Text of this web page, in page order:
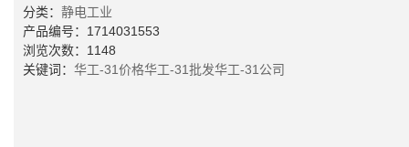
分类： 静电工业
产品编号：1714031553
浏览次数：1148
关键词： 华工-31价格华工-31批发华工-31公司